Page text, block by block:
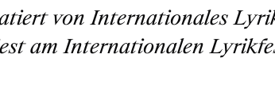
von Internationales
am Internationalen